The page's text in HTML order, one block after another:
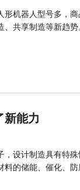
形机器人型号多
共享制造等新趋势
新能力
设计制造具有特
的储能、催化、